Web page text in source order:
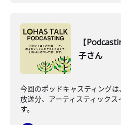
【
子さん
今回のポッドキャスティング
放送分、アーティスティック
す。